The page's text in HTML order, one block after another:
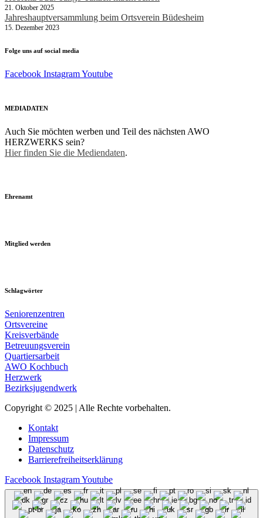
21. Oktober 2025
Jahreshauptversammlung beim Ortsverein Büdesheim
15. Dezember 2023
Folge uns auf social media
Facebook InstagramYoutube
MEDIADATEN
Auch Sie möchten werben und Teil des nächsten AWO
HERZWERKS sein?
Hier finden Sie die Mediendaten.
Ehrenamt
Mitglied werden
Schlagwörter
Seniorenzentren
Ortsvereine
Kreisverbände
Betreuungsverein
Quartiersarbeit
AWO Kochbuch
Herzwerk
Bezirksjugendwerk
Copyright © 2025 | Alle Rechte vorbehalten.
Kontakt
Impressum
Datenschutz
Barrierefreiheitserklärung
Facebook InstagramYoutube